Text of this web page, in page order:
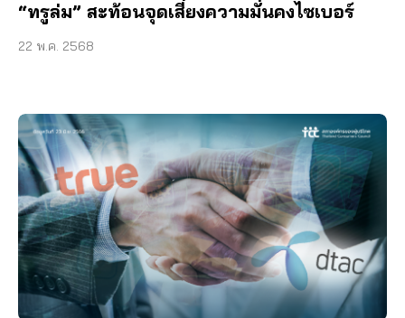
“ทรูล่ม” สะท้อนจุดเสี่ยงความมั่นคงไซเบอร์
22 พ.ค. 2568